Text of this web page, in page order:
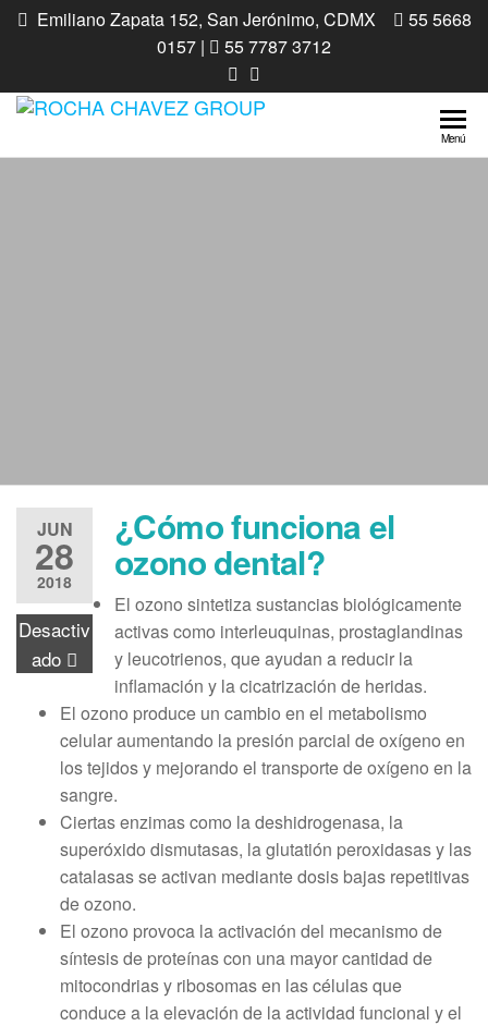
Emiliano Zapata 152, San Jerónimo, CDMX
55 5668
0157 |
55 7787 3712
CHAVEZ
Menú
JUN
28
2018
Desactiv
ado
¿Cómo funciona el
ozono dental?
El ozono sintetiza sustancias biológicamente
activas como interleuquinas, prostaglandinas
y leucotrienos, que ayudan a reducir la
inflamación y la cicatrización de heridas.
El ozono produce un cambio en el metabolismo
celular aumentando la presión parcial de oxígeno en
los tejidos y mejorando el transporte de oxígeno en la
sangre.
Ciertas enzimas como la deshidrogenasa, la
superóxido dismutasas, la glutatión peroxidasas y las
catalasas se activan mediante dosis bajas repetitivas
de ozono.
El ozono provoca la activación del mecanismo de
síntesis de proteínas con una mayor cantidad de
mitocondrias y ribosomas en las células que
conduce a la elevación de la actividad funcional y el